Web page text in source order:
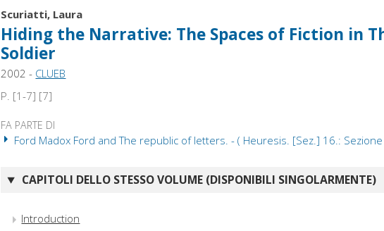
Scuriatti, Laura
Hiding the Narrative: The Spaces of Fiction in
Soldier
2002 - CLUEB
P. [1-7] [7]
FA PARTE DI
Ford Madox Ford and The republic of letters. - ( Heuresis. [Sez.] 16.:
CAPITOLI DELLO STESSO VOLUME (DISPONIBILI SINGOLARMENTE)
Introduction